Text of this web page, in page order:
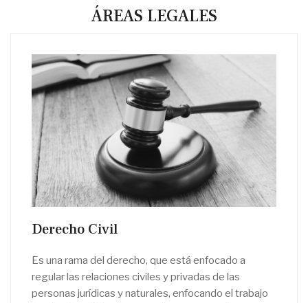
ÁREAS LEGALES
Derecho Civil
Es una rama del derecho, que está enfocado a
regular las relaciones civiles y privadas de las
personas jurídicas y naturales, enfocando el trabajo